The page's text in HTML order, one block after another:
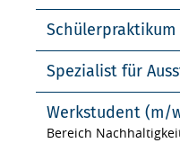
Schülerpraktikum
Spezialist für
Werkstudent (m/
Bereich